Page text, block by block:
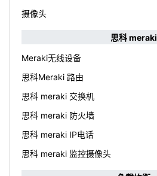
摄像头
思科 meraki
Meraki无线设备
思科Meraki 路由
思科 meraki 交换机
思科 meraki 防火墙
思科 meraki IP电话
思科 meraki 监控摄像头